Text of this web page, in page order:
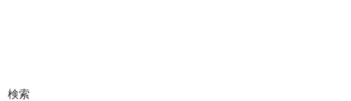
検索